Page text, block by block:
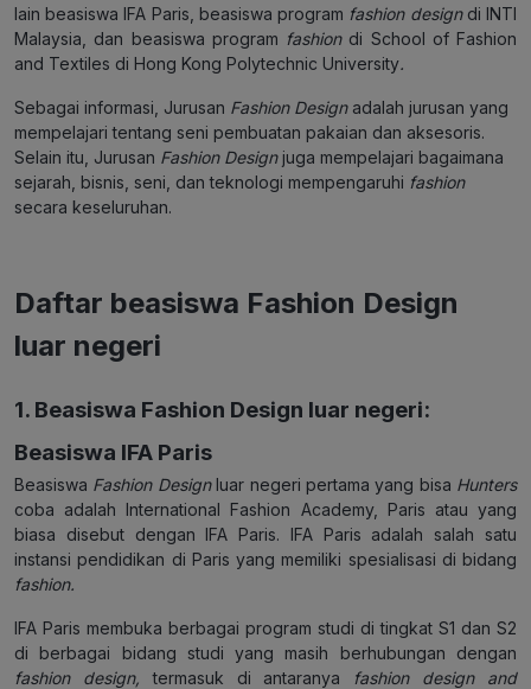
lain beasiswa IFA Paris, beasiswa program fashion design di INTI
Malaysia, dan beasiswa program fashion di School of Fashion
and Textiles di Hong Kong Polytechnic University.
Sebagai informasi, Jurusan Fashion Design adalah jurusan yang
mempelajari tentang seni pembuatan pakaian dan aksesoris.
Selain itu, Jurusan Fashion Design juga mempelajari bagaimana
sejarah, bisnis, seni, dan teknologi mempengaruhi fashion
secara keseluruhan.
Daftar beasiswa Fashion Design
luar negeri
1. Beasiswa Fashion Design luar negeri:
Beasiswa IFA Paris
Beasiswa Fashion Designluar negeri pertama yang bisa Hunters
coba adalah International Fashion Academy, Paris atau yang
biasa disebut dengan IFA Paris. IFA Paris adalah salah satu
instansi pendidikan di Paris yang memiliki spesialisasi di bidang
fashion.
IFA Paris membuka berbagai program studi di tingkat S1 dan S2
di berbagai bidang studi yang masih berhubungan dengan
fashion design,termasuk di antaranya
fashion design and